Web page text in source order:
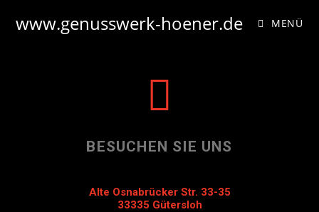
www.genusswerk-hoener.de MENÜ
BESUCHEN SIE UNS
Alte Osnabrücker Str. 33-35
33335 Gütersloh